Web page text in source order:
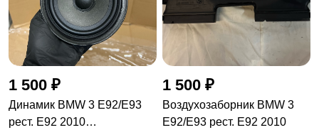
1 500 ₽
Динамик BMW 3 E92/E93
рест. E92 2010
1 500 ₽
Воздухозаборник BMW 3
E92/E93 рест. E92 2010